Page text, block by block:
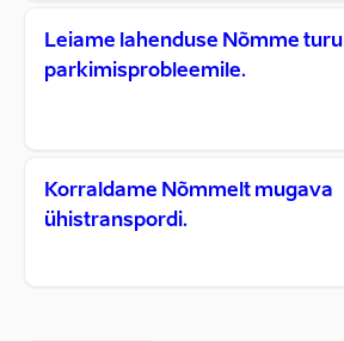
Leiame lahenduse Nõmme turu
parkimisprobleemile.
Korraldame Nõmmelt mugava
ühistranspordi.